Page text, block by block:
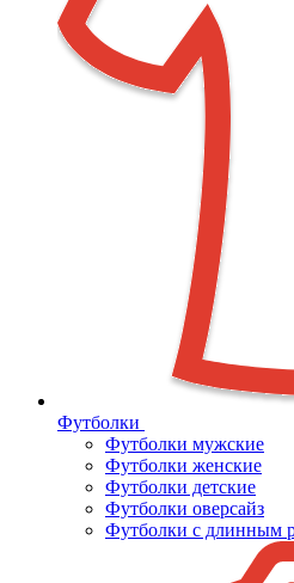
Футболки
Футболки мужские
Футболки женские
Футболки детские
Футболки оверсайз
Футболки с длинным